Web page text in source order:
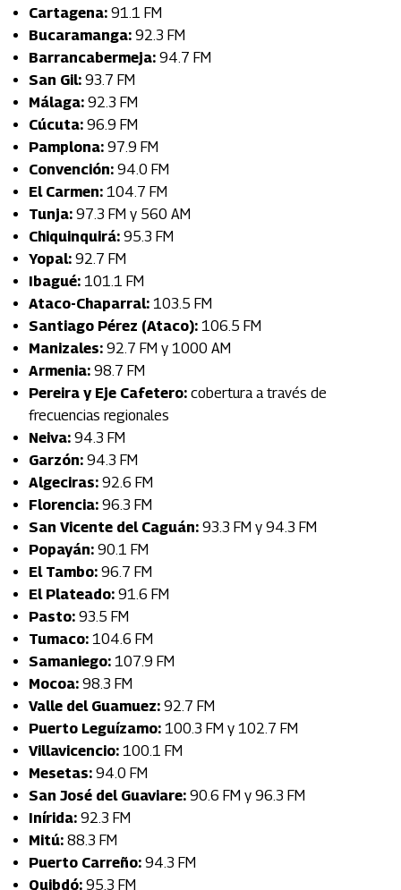
Cartagena: 91.1 FM
Bucaramanga: 92.3 FM
Barrancabermeja: 94.7 FM
San Gil: 93.7 FM
Málaga: 92.3 FM
Cúcuta: 96.9 FM
Pamplona: 97.9 FM
Convención: 94.0 FM
El Carmen: 104.7 FM
Tunja: 97.3 FM y 560 AM
Chiquinquirá: 95.3 FM
Yopal: 92.7 FM
Ibagué: 101.1 FM
Ataco-Chaparral: 103.5 FM
Santiago Pérez (Ataco): 106.5 FM
Manizales: 92.7 FM y 1000 AM
Armenia: 98.7 FM
Pereira y Eje Cafetero: cobertura a través de
frecuencias regionales
Neiva: 94.3 FM
Garzón: 94.3 FM
Algeciras: 92.6 FM
Florencia: 96.3 FM
San Vicente del Caguán: 93.3 FM y 94.3 FM
Popayán: 90.1 FM
El Tambo: 96.7 FM
El Plateado: 91.6 FM
Pasto: 93.5 FM
Tumaco: 104.6 FM
Samaniego: 107.9 FM
Mocoa: 98.3 FM
Valle del Guamuez: 92.7 FM
Puerto Leguízamo: 100.3 FM y 102.7 FM
Villavicencio: 100.1 FM
Mesetas: 94.0 FM
San José del Guaviare: 90.6 FM y 96.3 FM
Inírida: 92.3 FM
Mitú: 88.3 FM
Puerto Carreño: 94.3 FM
Quibdó: 95.3 FM